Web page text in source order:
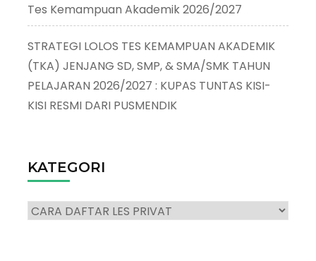
Tes Kemampuan Akademik 2026/2027
STRATEGI LOLOS TES KEMAMPUAN AKADEMIK
(TKA) JENJANG SD, SMP, & SMA/SMK TAHUN
PELAJARAN 2026/2027 : KUPAS TUNTAS KISI-
KISI RESMI DARI PUSMENDIK
KATEGORI
Kategori